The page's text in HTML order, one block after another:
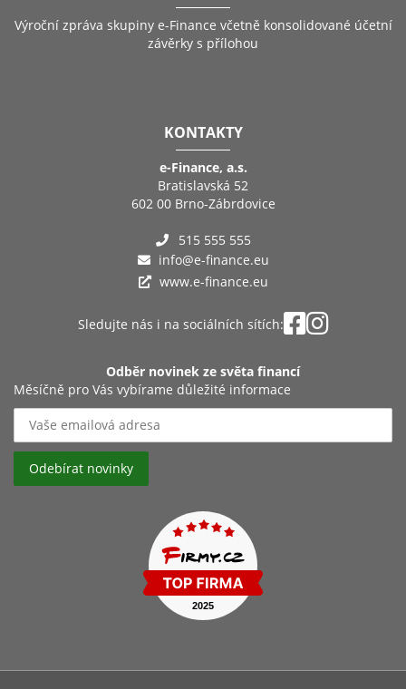
Výroční zpráva skupiny e-Finance včetně konsolidované účetní
závěrky s přílohou
KONTAKTY
e-Finance, a.s.
Bratislavská 52
602 00 Brno-Zábrdovice
515 555 555
info@e-finance.eu
www.e-finance.eu
Sledujte nás i na sociálních sítích:
Odběr novinek ze světa financí
Měsíčně pro Vás vybírame důležité informace